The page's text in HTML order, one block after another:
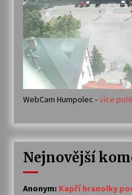
WebCam Humpolec -více
Nejnovější
Anonym: Kapří hranolky